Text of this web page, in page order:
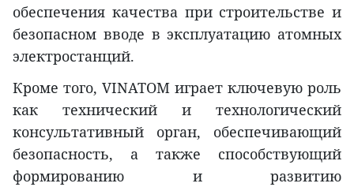
обеспечения качества при строительстве и
безопасном вводе в эксплуатацию атомных
электростанций.
Кроме того, VINATOM играет ключевую роль
как технический и технологический
консультативный орган, обеспечивающий
безопасность, а также способствующий
формированию и развитию